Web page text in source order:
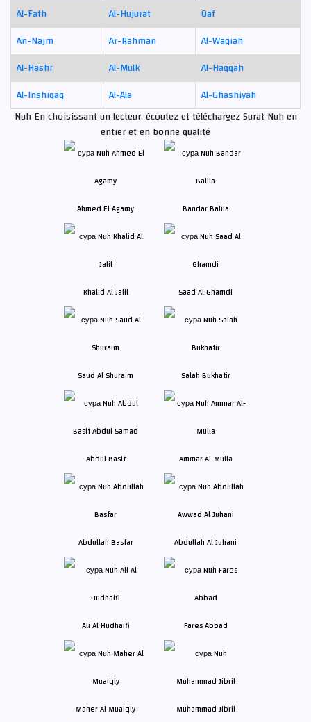
Al-Fath
Al-Hujurat
Qaf
An-Najm
Ar-Rahman
Al-Waqiah
Al-Hashr
Al-Mulk
Al-Haqqah
Al-Inshiqaq
Al-Ala
Al-Ghashiyah
Nuh En choisissant un lecteur, écoutez et téléchargez Surat Nuh en
entier et en bonne qualité
Ahmed El Agamy Bandar Balila
Khalid Al Jalil Saad Al Ghamdi
Saud Al Shuraim Salah Bukhatir
Abdul Basit Ammar Al-Mulla
Abdullah Basfar Abdullah Al Juhani
Ali Al Hudhaifi Fares Abbad
Maher Al Muaiqly Muhammad Jibril